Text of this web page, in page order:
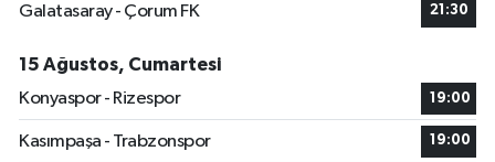
Galatasaray - Çorum FK
21:30
15 Ağustos, Cumartesi
Konyaspor - Rizespor
19:00
Kasımpaşa - Trabzonspor 19:00